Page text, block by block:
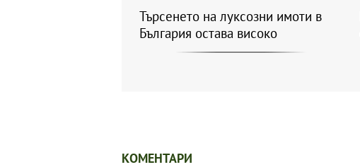
Търсенето на луксозни имоти в
България остава високо
КОМЕНТАРИ